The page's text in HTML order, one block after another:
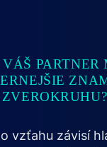
VÁŠ PARTNER
ZVEROKRUHU?
vzťahu závisí